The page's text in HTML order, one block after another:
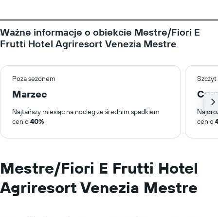
Ważne informacje o obiekcie Mestre/Fiori E
Frutti Hotel Agriresort Venezia Mestre
Poza sezonem
Marzec
Najtańszy miesiąc na nocleg ze średnim spadkiem
cen o40%.
cen o
Mestre/Fiori E Frutti Hotel
Agriresort Venezia Mestre